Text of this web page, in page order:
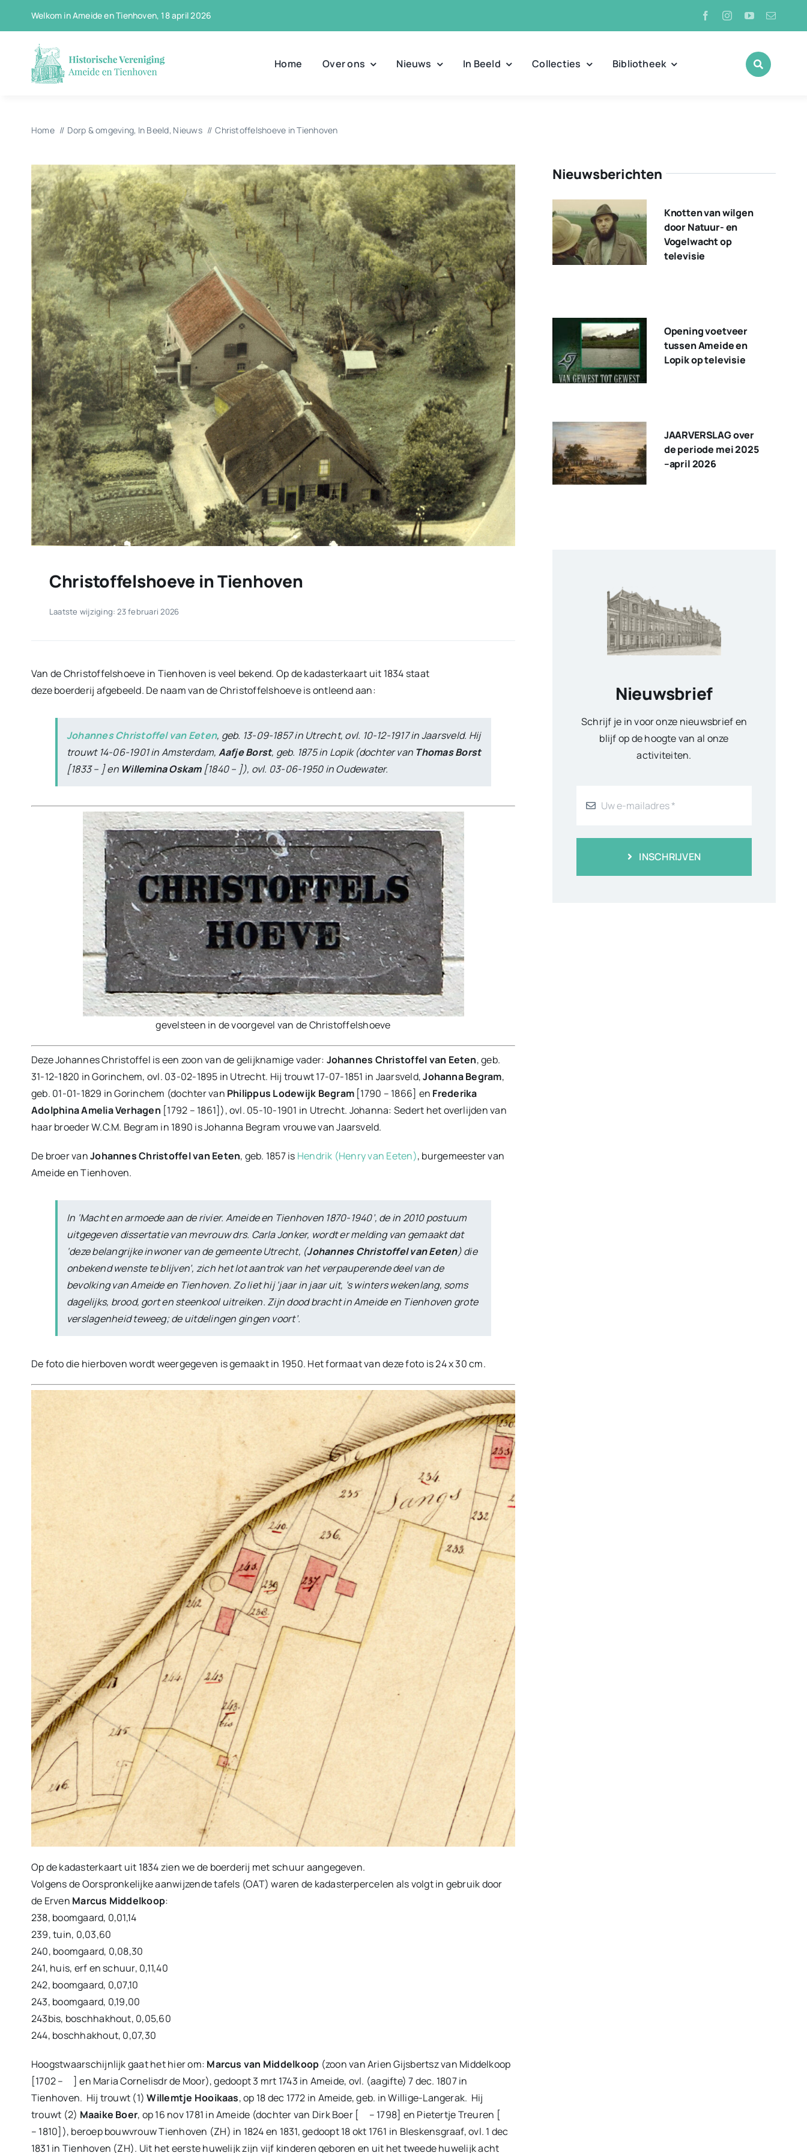
Welkom in Ameide en Tienhoven, 18 april 2026
Home Over ons Nieuws In Beeld Collecties Bibliotheek
Home Dorp & omgeving In Beeld Nieuws Christoffelshoeve in Tienhoven
Christoffelshoeve in Tienhoven
Laatste wijziging: 23 februari 2026
Van de Christoffelshoeve in Tienhoven is veel bekend. Op de kadasterkaart uit 1834 staat
deze boerderij afgebeeld. De naam van de Christoffelshoeve is ontleend aan:
Johannes Christoffel van Eeten, geb. 13-09-1857 in Utrecht, ovl. 10-12-1917 in Jaarsveld. Hij
trouwt 14-06-1901 in Amsterdam, Aafje Borst, geb. 1875 in Lopik (dochter van Thomas Borst
[1833 – ] en Willemina Oskam[1840 – ]), ovl. 03-06-1950 in Oudewater.
gevelsteen in de voorgevel van de Christoffelshoeve
Deze Johannes Christoffel is een zoon van de gelijknamige vader: Johannes Christoffel van Eeten, geb.
31-12-1820 in Gorinchem, ovl. 03-02-1895 in Utrecht. Hij trouwt 17-07-1851 in Jaarsveld,Johanna Begram,
geb. 01-01-1829 in Gorinchem (dochter van Philippus Lodewijk Begram [1790 – 1866] en Frederika
Adolphina Amelia Verhagen [1792 – 1861]), ovl. 05-10-1901 in Utrecht. Johanna: Sedert het overlijden van
haar broeder W.C.M. Begram in 1890 is Johanna Begram vrouwe van Jaarsveld.
De broer vanJohannes Christoffel van Eeten, geb. 1857 is Hendrik (Henry van Eeten), burgemeester van
Ameide en Tienhoven.
In ‘Macht en armoede aan de rivier. Ameide en Tienhoven 1870-1940’, de in 2010 postuum
uitgegeven dissertatie van mevrouw drs. Carla Jonker, wordt er melding van gemaakt dat
‘deze belangrijke inwoner van de gemeente Utrecht, (Johannes Christoffel van Eeten) die
onbekend wenste te blijven’, zich het lot aantrok van het verpauperende deel van de
bevolking van Ameide en Tienhoven. Zo liet hij ‘jaar in jaar uit, ’s winters wekenlang, soms
dagelijks, brood, gort en steenkool uitreiken. Zijn dood bracht in Ameide en Tienhoven grote
verslagenheid teweeg; de uitdelingen gingen voort’.
De foto die hierboven wordt weergegeven is gemaakt in 1950. Het formaat van deze foto is 24 x 30 cm.
Op de kadasterkaart uit 1834 zien we de boerderij met schuur aangegeven.
Volgens de Oorspronkelijke aanwijzende tafels (OAT) waren de kadasterpercelen als volgt in gebruik door
de Erven Marcus Middelkoop:
238, boomgaard, 0,01,14
239, tuin, 0,03,60
240, boomgaard, 0,08,30
241, huis, erf en schuur, 0,11,40
242, boomgaard, 0,07,10
243, boomgaard, 0,19,00
243bis, boschhakhout, 0,05,60
244, boschhakhout, 0,07,30
Hoogstwaarschijnlijk gaat het hier om: Marcus van Middelkoop (zoon van Arien Gijsbertsz van Middelkoop
[1702 – ] en Maria Cornelisdr de Moor), gedoopt 3 mrt 1743 in Ameide, ovl. (aagifte) 7 dec. 1807 in
Tienhoven. Hij trouwt (1)Willemtje Hooikaas, op 18 dec 1772 in Ameide, geb. in Willige-Langerak. Hij
trouwt (2) Maaike Boer, op 16 nov 1781 in Ameide (dochter van Dirk Boer [ – 1798] en Pietertje Treuren [
– 1810]), beroep bouwvrouw Tienhoven (ZH) in 1824 en 1831, gedoopt 18 okt 1761 in Bleskensgraaf, ovl. 1 dec
1831 in Tienhoven (ZH). Uit het eerste huwelijk zijn vijf kinderen geboren en uit het tweede huwelijk acht
Nieuwsberichten
Knotten van wilgen
door Natuur- en
Vogelwacht op
televisie
Opening voetveer
tussen Ameide en
Lopik op televisie
JAARVERSLAG over
de periode mei 2025
–april 2026
Nieuwsbrief
Schrijf je in voor onze nieuwsbrief en
blijf op de hoogte van al onze
activiteiten.
INSCHRIJVEN